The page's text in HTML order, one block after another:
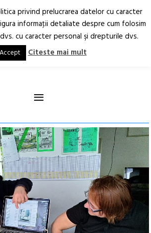
RO EN
≡
privind prelucrarea datelor cu caracter
informaţii detaliate despre cum folosim
cu caracter personal şi drepturile dvs.
Accept Citeste mai mult